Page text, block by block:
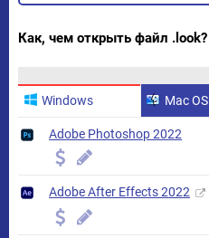
Как, чем открыть файл .look?
Windows Mac OS
Adobe Photoshop 2022
Adobe After Effects 2022